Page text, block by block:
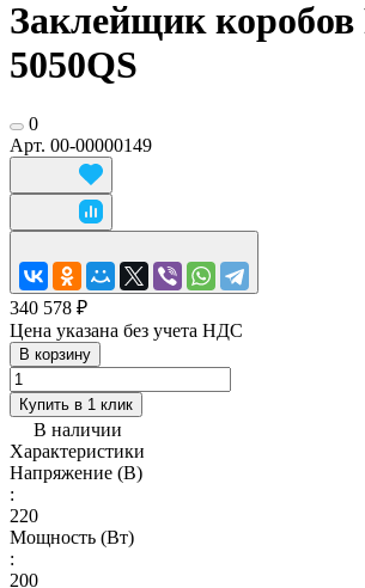
Заклейщик
5050QS
0
Арт. 00-00000149
340 578 ₽
Цена указана без учета НДС
В корзину
Купить в 1 клик
В наличии
Характеристики
Напряжение (В)
:
220
Мощность (Вт)
:
200